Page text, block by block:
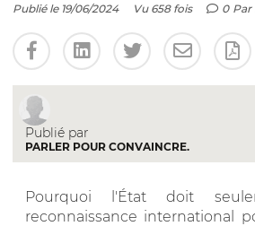
Publié le 19/06/2024 Vu 658 fois 0 Par
Publié par
PARLER POUR CONVAINCRE.
Pourquoi l'État doit
reconnaissance international